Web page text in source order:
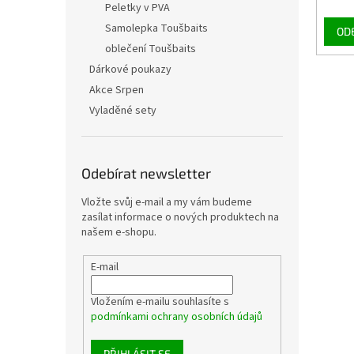
Peletky v PVA
Samolepka Toušbaits
oblečení Toušbaits
Dárkové poukazy
Akce Srpen
Vyladěné sety
Odebírat newsletter
Vložte svůj e-mail a my vám budeme
zasílat informace o nových produktech na
našem e-shopu.
E-mail
Vložením e-mailu souhlasíte s
podmínkami ochrany osobních údajů